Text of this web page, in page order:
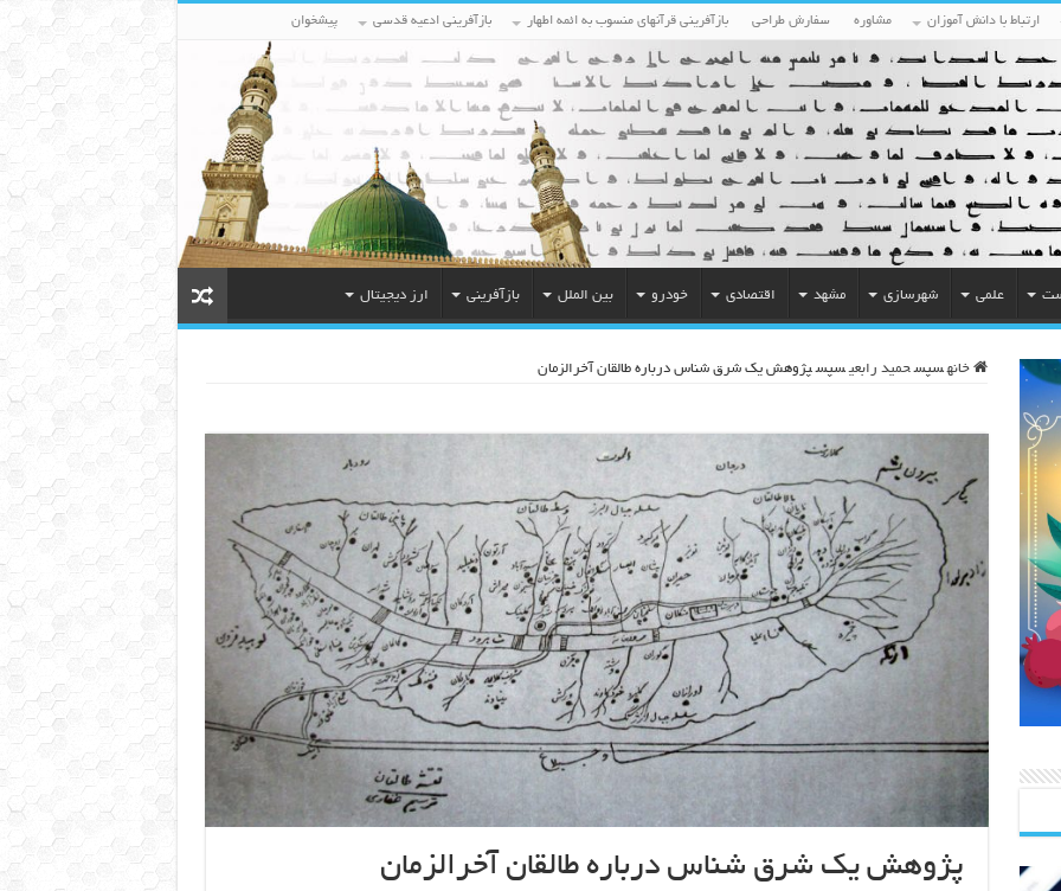
ارتباط با دانش آموزان مشاوره سفارش طراحی بازآفرینی قرآنهای منسوب به ائمه اطهار بازآفرینی ادعیه قدسی پیشخوان
علمی شهرسازی مشهد اقتصادی خودرو بین الملل بازآفرینی ارز دیجیتال
خانه سپس حمید رابعی سپس پژوهش یک شرق شناس درباره طالقان آخرالزمان
پژوهش یک شرق شناس درباره طالقان آخرالزمان